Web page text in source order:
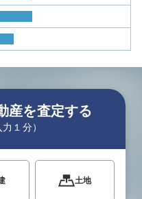
産を査定する
１分）
土地